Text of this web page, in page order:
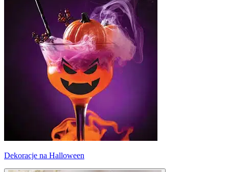
Dekoracje na Halloween